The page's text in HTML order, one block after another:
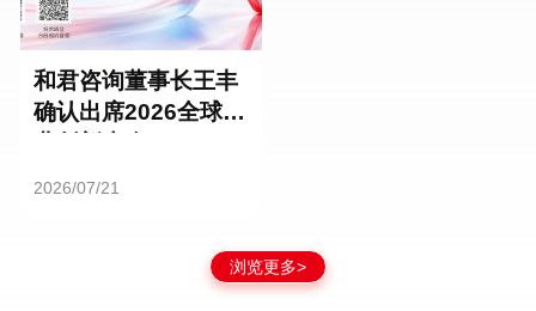
和君咨询董事长王丰
确认出席2026全球商
2026/07/21
浏览更多>